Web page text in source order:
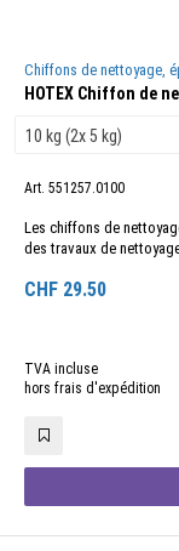
Chiffons de nettoyage,
HOTEX Chiffon de
Art. 551257.0100
Les chiffons de
des travaux de
CHF 29.50
TVA incluse
hors frais d'expédition